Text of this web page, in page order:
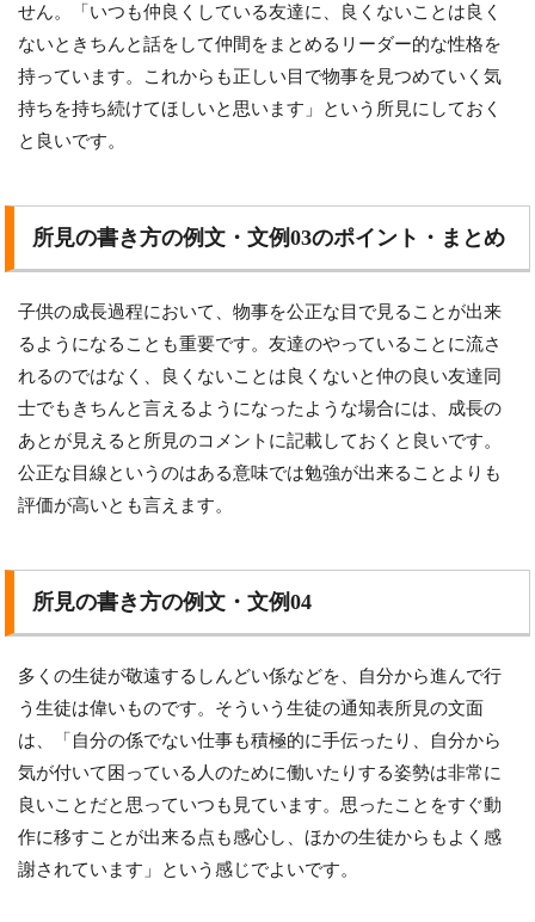
せん。「いつも仲良くしている友達に、良くないことは良く
ないときちんと話をして仲間をまとめるリーダー的な性格を
持っています。これからも正しい目で物事を見つめていく気
持ちを持ち続けてほしいと思います」という所見にしておく
と良いです。
所見の書き方の例文・文例03のポイント・まとめ
子供の成長過程において、物事を公正な目で見ることが出来
るようになることも重要です。友達のやっていることに流さ
れるのではなく、良くないことは良くないと仲の良い友達同
士でもきちんと言えるようになったような場合には、成長の
あとが見えると所見のコメントに記載しておくと良いです。
公正な目線というのはある意味では勉強が出来ることよりも
評価が高いとも言えます。
所見の書き方の例文・文例04
多くの生徒が敬遠するしんどい係などを、自分から進んで行
う生徒は偉いものです。そういう生徒の通知表所見の文面
は、「自分の係でない仕事も積極的に手伝ったり、自分から
気が付いて困っている人のために働いたりする姿勢は非常に
良いことだと思っていつも見ています。思ったことをすぐ動
作に移すことが出来る点も感心し、ほかの生徒からもよく感
謝されています」という感じでよいです。